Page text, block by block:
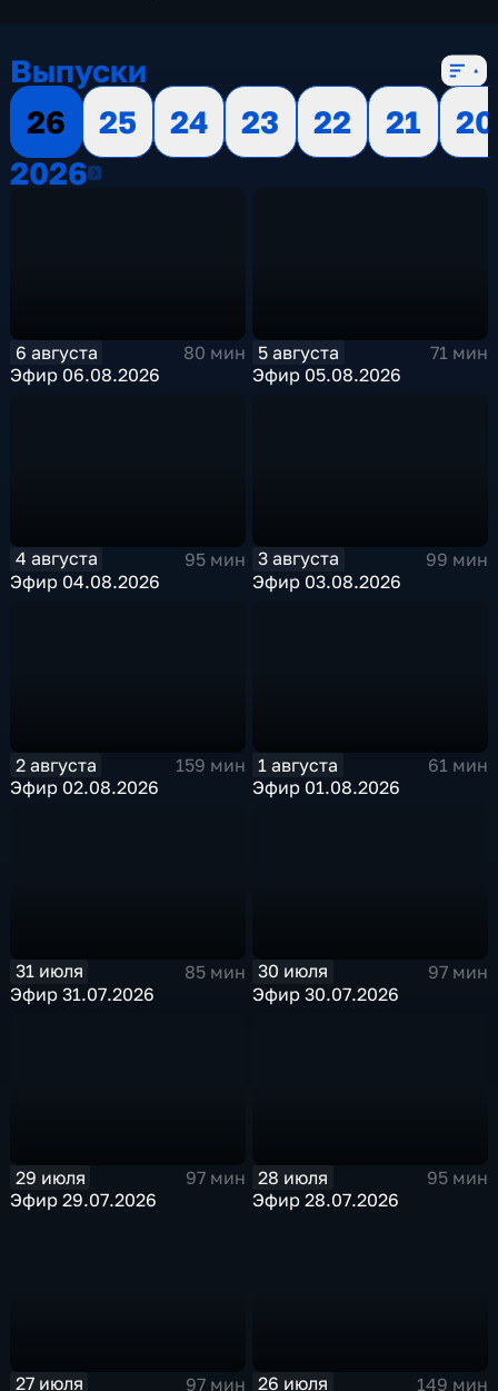
Выпуски
26
25 24 23 22 21
20
20262026
6 августа
80 мин
Эфир 06.08.2026
5 августа
71 мин
Эфир 05.08.2026
4 августа
95 мин
Эфир 04.08.2026
3 августа
99 мин
Эфир 03.08.2026
2 августа
159 мин
Эфир 02.08.2026
1 августа
61 мин
Эфир 01.08.2026
31 июля
85 мин
Эфир 31.07.2026
30 июля
97 мин
Эфир 30.07.2026
29 июля
97 мин
Эфир 29.07.2026
28 июля
95 мин
Эфир 28.07.2026
27 июля 97 мин 26 июля 149 мин